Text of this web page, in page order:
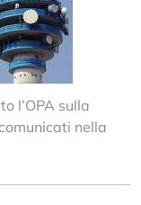
l’OPA sulla
nella